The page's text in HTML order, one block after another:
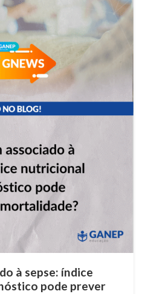
à sepse: índice
pode prever